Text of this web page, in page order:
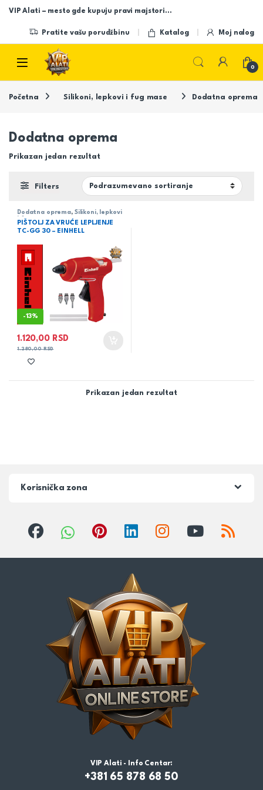
Skip to navigation
Skip to content
VIP Alati – mesto gde kupuju pravi majstori…
Pratite vašu porudžbinu Katalog Moj nalog
Open
0
Početna Silikoni, lepkovi i fug mase Dodatna oprema
Dodatna oprema
Prikazan jedan rezultat
Filters
Dodatna oprema, Silikoni, lepkovi
i fug mase
PIŠTOLJ ZA VRUĆE LEPLJENJE
TC-GG 30 – EINHELL
-13%
1.120,00 RSD
1.280,00RSD
Prikazan jedan rezultat
Korisnička zona
VIP Alati - Info Centar:
+381 65 878 68 50